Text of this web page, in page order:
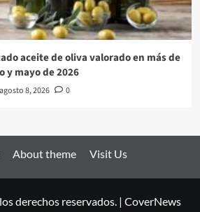
aceite de oliva valorado en más de
y mayo de 2026
agosto 8, 2026 0
About theme Visit Us
derechos reservados. | CoverNews